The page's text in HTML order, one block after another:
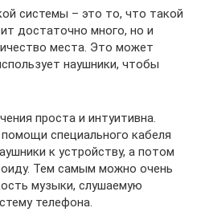
системы – это то, что такой
достаточно много, но и
места. Это может
наушники, чтобы
проста и интуитивна.
специального кабеля
к устройству, а потом
Тем самым можно очень
музыки, слушаемую
телефона.